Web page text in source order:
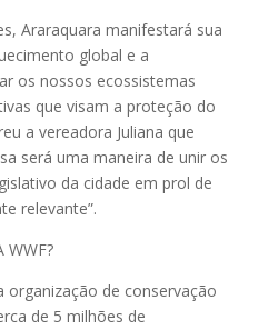
Araraquara manifestará sua
global e a
os nossos ecossistemas
que visam a proteção do
a vereadora Juliana que
será uma maneira de unir os
da cidade em prol de
relevante”.
WWF?
organização de conservação
de 5 milhões de